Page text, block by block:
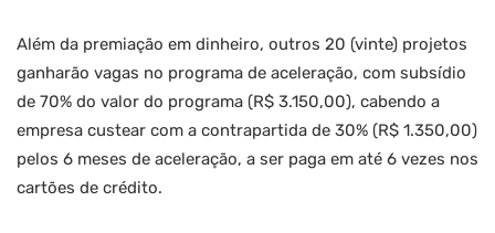
Além da premiação em dinheiro, outros 20 (vinte) projetos
ganharão vagas no programa de aceleração, com subsídio
de 70% do valor do programa (R$ 3.150,00), cabendo a
empresa custear com a contrapartida de 30% (R$ 1.350,00)
pelos 6 meses de aceleração, a ser paga em até 6 vezes nos
cartões de crédito.